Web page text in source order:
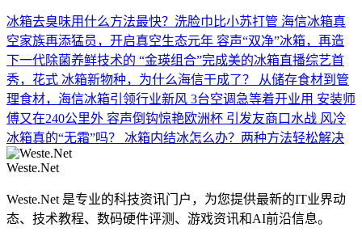
冰箱去臭味用什么方法最快？洗脸巾比小苏打管 海信冰箱真
空家族再添猛员，开启真空生态元年 容声“双净”冰箱，再造
下一代除菌养鲜技术的 “金瑛组合”完成美的冰箱直播综艺首
秀，花式 冰箱新物种，为什么海信干成了？
从储存食材到管
理食材，海信冰箱引领行业新风 3台空调急等着开业用 安装师
傅又在240公里外 容声倒钩惊艳欧洲杯 引发友商口水战 风冷
冰箱真的“无霜”吗？
冰箱内结冰怎么办？两种方法轻松解决
Weste.Net
Weste.Net 是专业的科技资讯门户，为您提供最新的IT业界动
态、技术教程、数码硬件评测、游戏资讯和AI前沿信息。